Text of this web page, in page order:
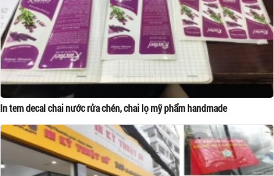
In tem decal chai nước rửa chén, chai lọ mỹ phẩm handmade